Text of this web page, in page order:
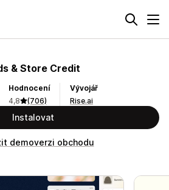
& Store Credit
Hodnocení
4,8
(706)
Vývojář
Rise.ai
Instalovat
demoverzi obchodu